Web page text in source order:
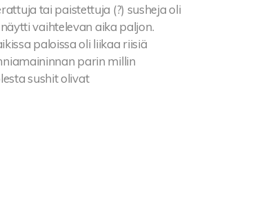
tai paistettuja (?) susheja oli
vaihtelevan aika paljon.
paloissa oli liikaa riisiä
parin millin
sushit olivat